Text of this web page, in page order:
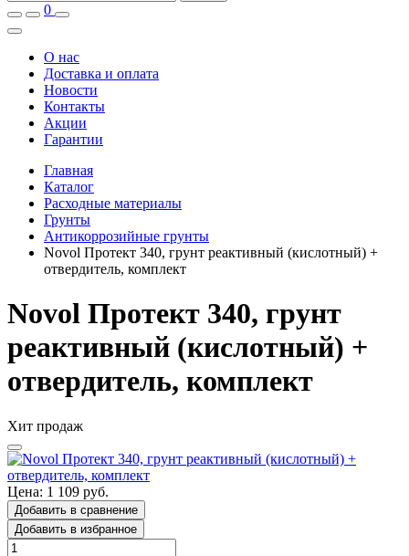
0
О нас
Доставка и оплата
Новости
Контакты
Акции
Гарантии
Главная
Каталог
Расходные материалы
Грунты
Антикоррозийные грунты
Novol Протект 340, грунт реактивный (кислотный) +
отвердитель, комплект
Novol Протект 340, грунт
реактивный (кислотный) +
отвердитель, комплект
Хит продаж
Цена: 1 109 руб.
Добавить в сравнение
Добавить в избранное